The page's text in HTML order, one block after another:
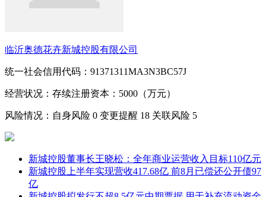
临沂奥德花卉新城控股有限公司
统一社会信用代码：91371311MA3N3BC57J
经营状况：存续注册资本：5000（万元）
风险情况：自身风险 0 变更提醒 18 关联风险 5
新城控股董事长王晓松：全年商业运营收入目标110亿元
新城控股上半年实现营收417.68亿 前8月已偿还公开债97
亿